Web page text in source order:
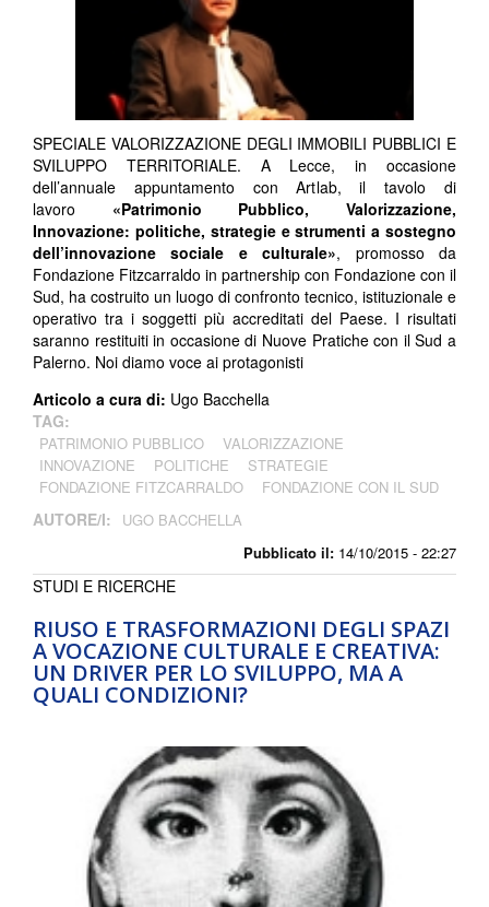
Pubblicato il: 14/10/2015 - 22:27
SPECIALE VALORIZZAZIONE DEGLI IMMOBILI PUBBLICI E
SVILUPPO TERRITORIALE. A Lecce, in occasione
dell’annuale appuntamento con Artlab, il tavolo di
lavoro «Patrimonio Pubblico, Valorizzazione,
Innovazione: politiche, strategie e strumenti a sostegno
dell’innovazione sociale e culturale», promosso da
Fondazione Fitzcarraldo in partnership con Fondazione con il
Sud, ha costruito un luogo di confronto tecnico, istituzionale e
operativo tra i soggetti più accreditati del Paese. I risultati
saranno restituiti in occasione di Nuove Pratiche con il Sud a
Palerno. Noi diamo voce ai protagonisti
Articolo a cura di: Ugo Bacchella
TAG:
PATRIMONIO PUBBLICO
VALORIZZAZIONE
INNOVAZIONE
POLITICHE
STRATEGIE
FONDAZIONE FITZCARRALDO
FONDAZIONE CON IL SUD
AUTORE/I: UGO BACCHELLA
RIUSO E TRASFORMAZIONI DEGLI SPAZI
A VOCAZIONE CULTURALE E CREATIVA:
UN DRIVER PER LO SVILUPPO, MA A
QUALI CONDIZIONI?
STUDI E RICERCHE